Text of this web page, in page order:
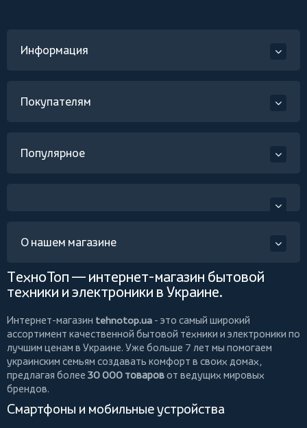
Информация
Покупателям
Популярное
О нашем магазине
ТехноТоп — интернет-магазин бытовой
техники и электроники в Украине.
Интернет-магазин tehnotop.ua - это самый широкий
ассортимент качественной бытовой техники и электроники по
лучшим ценам в Украине. Уже больше 7 лет мы помогаем
украинским семьям создавать комфорт в своих домах,
предлагая более 30 000 товаровот ведущих мировых
брендов.
Смартфоны и мобильные устройства